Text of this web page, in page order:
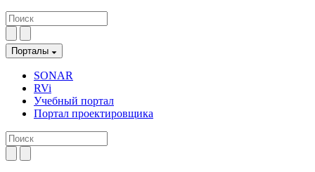
Порталы
SONAR
RVi
Учебный портал
Портал проектировщика